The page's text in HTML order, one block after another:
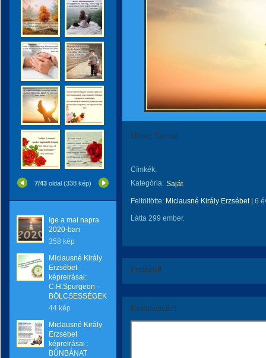
7/43 oldal (338 kép)
Ige a mai napra
2020-ban
358 kép
Miclausné Király
Erzsébet
képreirásai:
C.H.Spurgeon -
BÖLCSESSÉGEK
44 kép
Miclausné Király
Erzsébet
képreirásai :
BŰNBÁNAT
Hioszi Tatiosz
Címkék:
Kategória: Saját
Feltöltötte: Miclausné Király Erzsébet| 6
Látta 299 ember.
Értékeld!
Kommentáld!